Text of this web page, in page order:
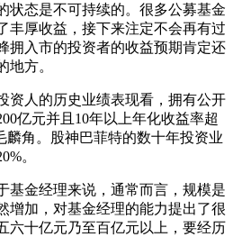
状态是不可持续的。很多公募基金
丰厚收益，接下来注定不会再有过
拥入市的投资者的收益预期肯定还
地方。
人的历史业绩表现看，拥有公开
亿元并且10年以上年化收益率超
麟角。股神巴菲特的数十年投资业
。
金经理来说，通常而言，规模是
增加，对基金经理的能力提出了很
六十亿元乃至百亿元以上，要经历